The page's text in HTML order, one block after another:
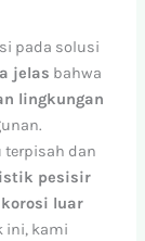
pada solusi
jelas bahwa
lingkungan
terpisah dan
pesisir
luar
ini, kami